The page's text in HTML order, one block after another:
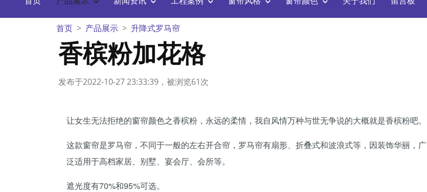
首页 产品展示 升降式罗马帘
香槟粉加花格
发布于2022-10-27 23:33:39，被浏览61次
让女生无法拒绝的窗帘颜色之香槟粉，永远的柔情，我自风情万种与世无争说的大概就是香槟粉吧。
这款窗帘是罗马帘，不同于一般的左右开合帘，罗马帘有扇形、折叠式和波浪式等，因装饰华丽，广
泛适用于高档家居、别墅、宴会厅、会所等。
遮光度有70%和95%可选。